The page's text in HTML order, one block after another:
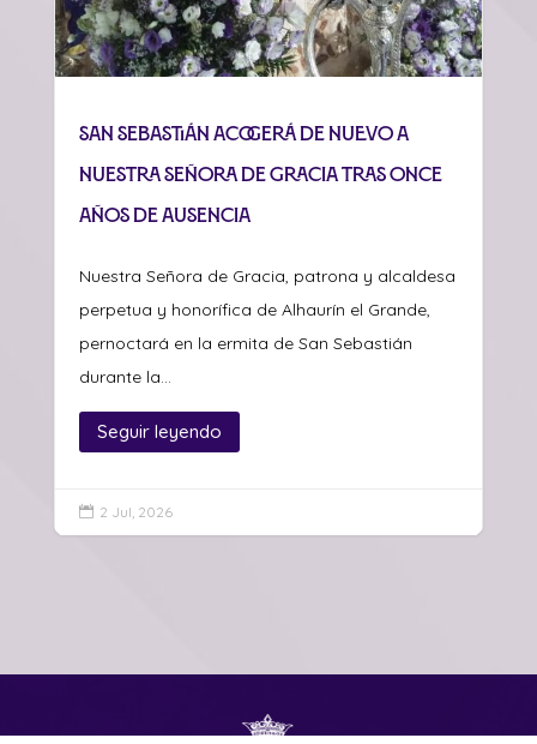
San Sebastián acogerá de nuevo a
Nuestra Señora de Gracia tras once
años de ausencia
Nuestra Señora de Gracia, patrona y alcaldesa
perpetua y honorífica de Alhaurín el Grande,
pernoctará en la ermita de San Sebastián
durante la...
Seguir leyendo
 2 Jul, 2026